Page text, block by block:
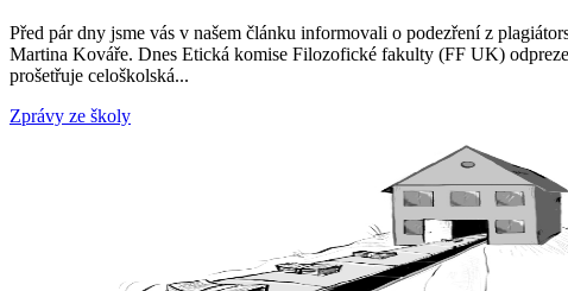
Před pár dny jsme vás v našem článku informovali o podezření z
Martina Kováře. Dnes Etická komise Filozofické fakulty (FF UK)
prošetřuje celoškolská...
Zprávy ze školy